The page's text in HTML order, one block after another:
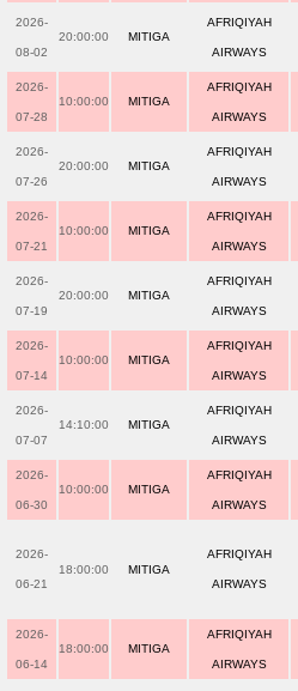
2026-
08-02
20:00:00 MITIGA
AFRIQIYAH
AIRWAYS
2026-
07-28
10:00:00 MITIGA
AFRIQIYAH
AIRWAYS
2026-
07-26
20:00:00 MITIGA
AFRIQIYAH
AIRWAYS
2026-
07-21
10:00:00 MITIGA
AFRIQIYAH
AIRWAYS
2026-
07-19
20:00:00 MITIGA
AFRIQIYAH
AIRWAYS
2026-
07-14
10:00:00 MITIGA
AFRIQIYAH
AIRWAYS
2026-
07-07
14:10:00 MITIGA
AFRIQIYAH
AIRWAYS
2026-
06-30
10:00:00 MITIGA
AFRIQIYAH
AIRWAYS
2026-
06-21
18:00:00 MITIGA
AFRIQIYAH
AIRWAYS
2026-
06-14
18:00:00 MITIGA
AFRIQIYAH
AIRWAYS